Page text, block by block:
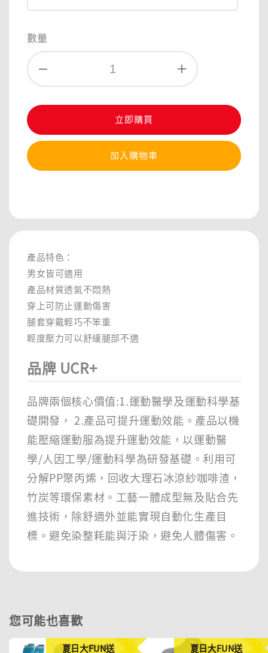
數量
立即購買
加入購物車
產品特色：
男女皆可適用
產品材質透氣不悶熱
穿上可防止運動傷害
腿套穿戴輕巧不笨重
輕度壓力可以舒緩腿部不適
品牌 UCR+
品牌兩個核心價值:1.運動醫學及運動科學基
礎開發， 2.產品可提升運動效能。產品以機
能壓縮運動服為提升運動效能，以運動醫
學/人因工學/運動科學為研發基礎。利用可
分解PP聚丙烯，回收大理石冰涼紗咖啡渣，
竹炭等環保素材。工藝一體成型無及貼合先
進技術，除舒適外並能實現自動化生產目
標。避免染整耗能與汙染，避免人體傷害。
您可能也喜歡
夏日大FUN送 夏日大FUN送